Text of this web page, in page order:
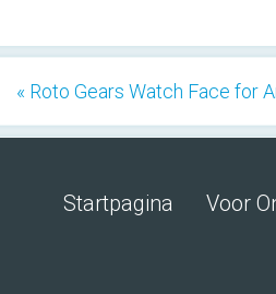
« Roto Gears Watch Face for
Startpagina Voor